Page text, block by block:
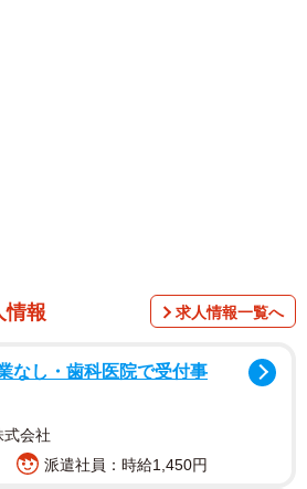
似合うからとポルシェをプレゼン
ポルシェ911GT3。公式サイトによ
が、オプションなどの諸費用で計
ることが見込まれます。贈り主は
情報 求人情報一覧へ
なし・歯科医院で受付事
式会社
派遣社員：時給1,450円